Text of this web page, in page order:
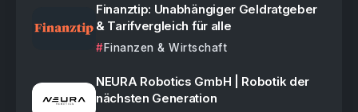
Finanztip: Unabhängiger Geldratgeber
& Tarifvergleich für alle
Finanzen & Wirtschaft
NEURA Robotics GmbH | Robotik der
nächsten Generation